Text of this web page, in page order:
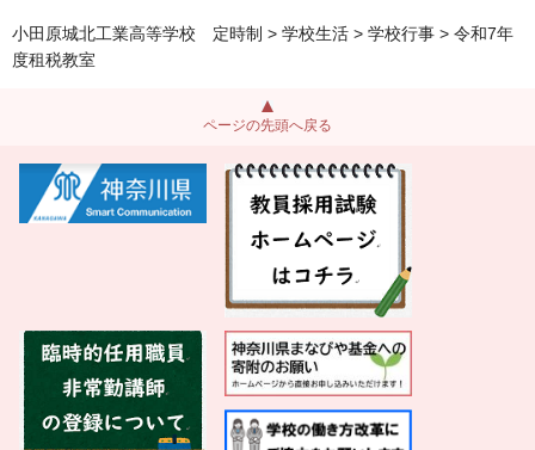
小田原城北工業高等学校 定時制 > 学校生活 > 学校行事 > 令和7年
度租税教室
ページの先頭へ戻る